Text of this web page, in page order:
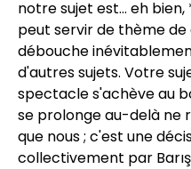
notre sujet est... eh
peut servir de thème de
débouche
d'autres sujets. Votre
spectacle s'achève au
se prolonge au-delà ne
que nous ; c'est une
collectivement par